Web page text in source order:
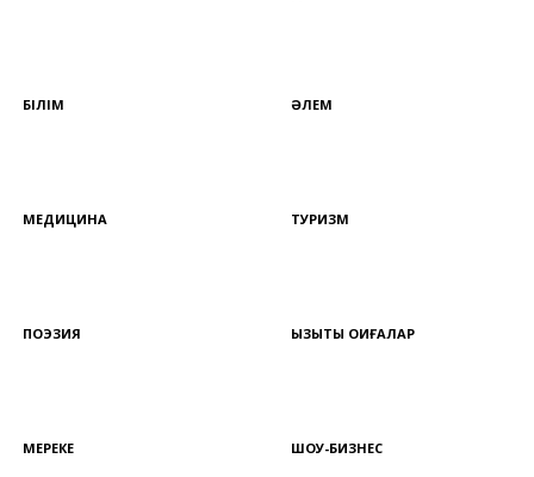
БІЛІМ ӘЛЕМ
МЕДИЦИНА ТУРИЗМ
ПОЭЗИЯ ҚЫЗЫҚТЫ ОҚИҒАЛАР
МЕРЕКЕ ШОУ-БИЗНЕС